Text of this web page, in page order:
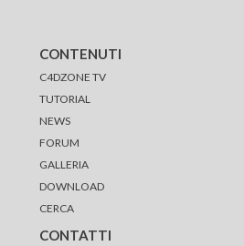
CONTENUTI
C4DZONE TV
TUTORIAL
NEWS
FORUM
GALLERIA
DOWNLOAD
CERCA
CONTATTI